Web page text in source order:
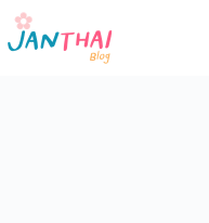
Skip
content